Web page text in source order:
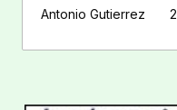
Antonio Gutierrez